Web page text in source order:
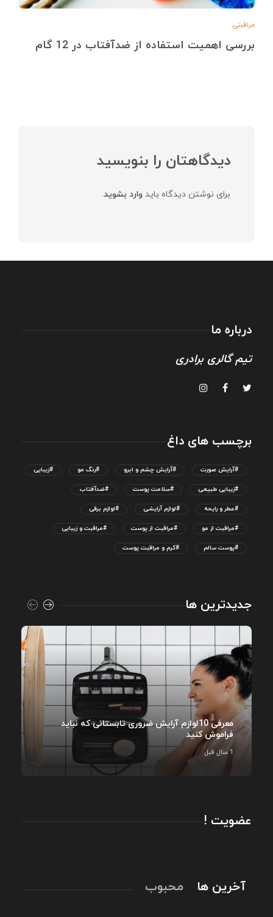
مراقبتی
بررسی اهمیت استفاده از ضدآفتاب در 12 گام
دیدگاهتان را بنویسید
برای نوشتن دیدگاه باید وارد بشوید.
درباره ما
تیم گالری برادری
برچسب های داغ
#آرایش صورت #آرایش چشم و ابرو #رنگ مو #زیبایی
#زیبایی طبیعی #سلامت پوست #ضدآفتاب
#عطر و رایحه #لوازم آرایشی #لوازم برقی
#مراقبت از مو #مراقبت از پوست #مراقبت و زیبایی
#پوست سالم #کرم و مراقبت پوست
جدیدترین ها
معرفی 10لوازم آرایش ضروری تابستانی که نباید
فراموش کنید
1 سال قبل
عضویت !
آخرین ها محبوب